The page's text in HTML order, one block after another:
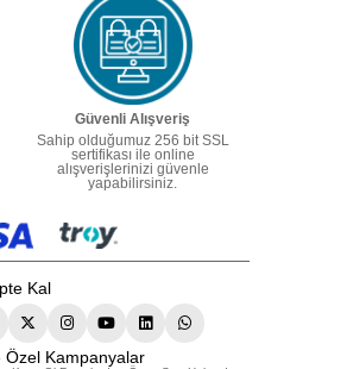
Güvenli Alışveriş
Sahip olduğumuz 256 bit SSL
sertifikası ile online
alışverişlerinizi güvenle
yapabilirsiniz.
Kal
Özel Kampanyalar